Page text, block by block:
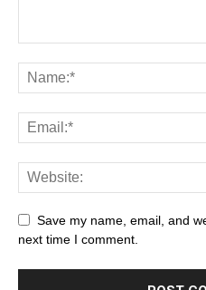
Save my name, email, and
next time I comment.